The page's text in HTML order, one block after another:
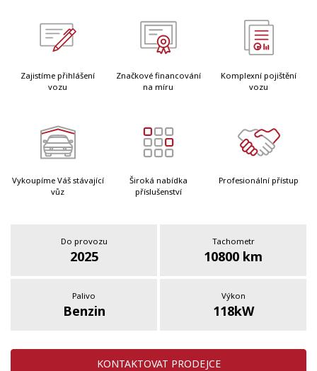
Zajistíme přihlášení
vozu
Značkové financování
na míru
Komplexní pojištění
vozu
Vykoupíme Váš stávající
vůz
Široká nabídka
příslušenství
Profesionální přístup
Do provozu
2025
Tachometr
10800 km
Palivo
Benzin
Výkon
118kW
KONTAKTOVAT PRODEJCE